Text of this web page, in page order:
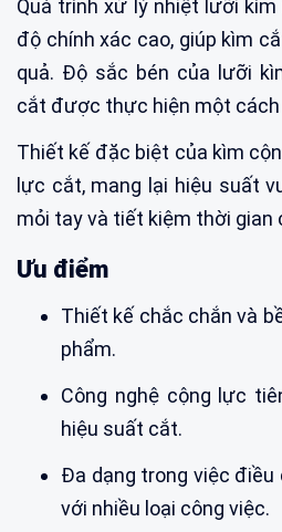
Quá trình xử lý nhiệt lưỡi
độ chính xác cao, giúp kìm
quả. Độ sắc bén của lưỡi
cắt được thực hiện một cách
Thiết kế đặc biệt của kìm
lực cắt, mang lại hiệu suất
mỏi tay và tiết kiệm thời gian
Ưu điểm
Thiết kế chắc chắn và
phẩm.
Công nghệ cộng lực
hiệu suất cắt.
Đa dạng trong việc
với nhiều loại công việc.